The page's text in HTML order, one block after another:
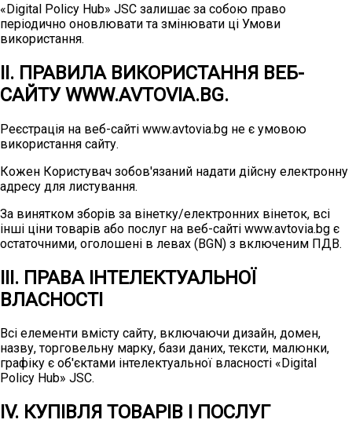
«Digital Policy Hub» JSC залишає за собою право
періодично оновлювати та змінювати ці Умови
використання.
ІІ. ПРАВИЛА ВИКОРИСТАННЯ ВЕБ-
САЙТУ WWW.AVTOVIA.BG.
Реєстрація на веб-сайті www.avtovia.bg не є умовою
використання сайту.
Кожен Користувач зобов'язаний надати дійсну електронну
адресу для листування.
За винятком зборів за вінетку/електронних вінеток, всі
інші ціни товарів або послуг на веб-сайті www.avtovia.bg є
остаточними, оголошені в левах (BGN) з включеним ПДВ.
ІІІ. ПРАВА ІНТЕЛЕКТУАЛЬНОЇ
ВЛАСНОСТІ
Всі елементи вмісту сайту, включаючи дизайн, домен,
назву, торговельну марку, бази даних, тексти, малюнки,
графіку є об'єктами інтелектуальної власності «Digital
Policy Hub» JSC.
IV. КУПІВЛЯ ТОВАРІВ І ПОСЛУГ